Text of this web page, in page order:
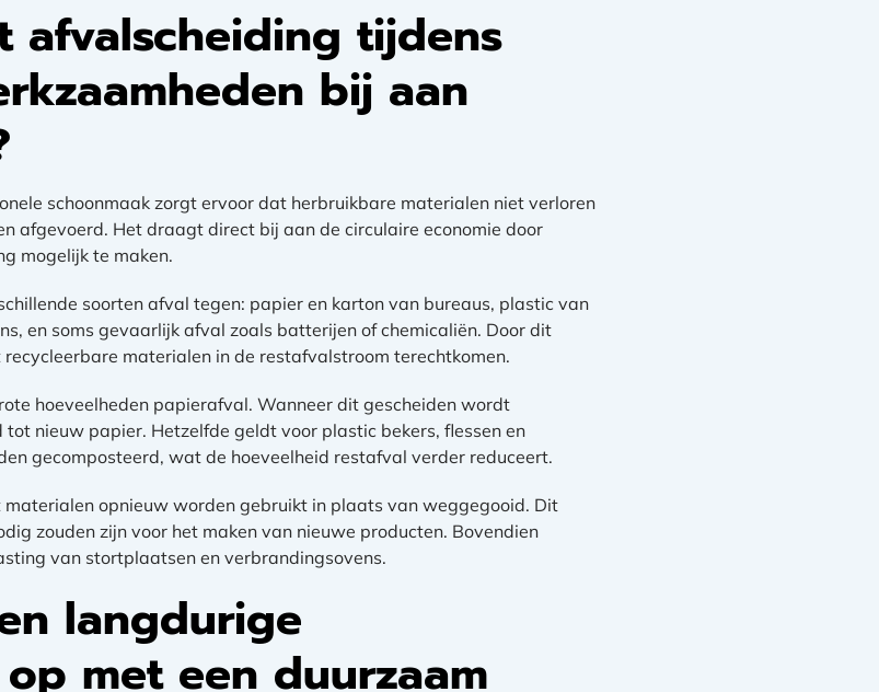
afvalscheiding tijdens
bij aan
schoonmaak zorgt ervoor dat herbruikbare materialen niet verloren
afgevoerd. Het draagt direct bij aan de circulaire economie door
mogelijk te maken.
soorten afval tegen: papier en karton van bureaus, plastic van
en soms gevaarlijk afval zoals batterijen of chemicaliën. Door dit
materialen in de restafvalstroom terechtkomen.
hoeveelheden papierafval. Wanneer dit gescheiden wordt
nieuw papier. Hetzelfde geldt voor plastic bekers, flessen en
gecomposteerd, wat de hoeveelheid restafval verder reduceert.
opnieuw worden gebruikt in plaats van weggegooid. Dit
zouden zijn voor het maken van nieuwe producten. Bovendien
van stortplaatsen en verbrandingsovens.
langdurige
met een duurzaam